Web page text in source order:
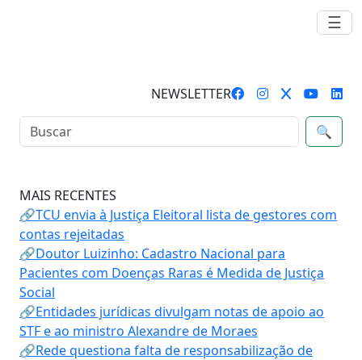
☰
NEWSLETTER
🔍
MAIS RECENTES
🔗TCU envia à Justiça Eleitoral lista de gestores com
contas rejeitadas
🔗Doutor Luizinho: Cadastro Nacional para
Pacientes com Doenças Raras é Medida de Justiça
Social
🔗Entidades jurídicas divulgam notas de apoio ao
STF e ao ministro Alexandre de Moraes
🔗Rede questiona falta de responsabilização de